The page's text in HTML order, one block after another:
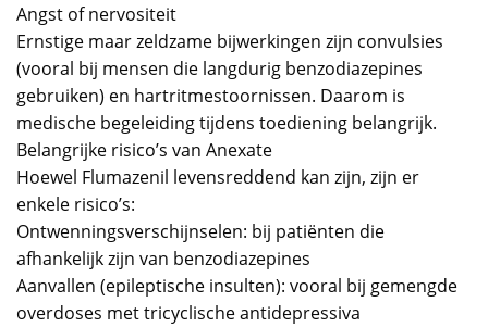
Angst of nervositeit
Ernstige maar zeldzame bijwerkingen zijn convulsies
(vooral bij mensen die langdurig benzodiazepines
gebruiken) en hartritmestoornissen. Daarom is
medische begeleiding tijdens toediening belangrijk.
Belangrijke risico’s van Anexate
Hoewel Flumazenil levensreddend kan zijn, zijn er
enkele risico’s:
Ontwenningsverschijnselen: bij patiënten die
afhankelijk zijn van benzodiazepines
Aanvallen (epileptische insulten): vooral bij gemengde
overdoses met tricyclische antidepressiva